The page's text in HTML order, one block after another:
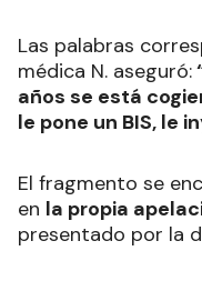
Las palabras
médica N. aseguró:
años se está
le pone un BIS, le
El fragmento se
en la propia
presentado por la